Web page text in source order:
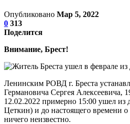
Опубликовано Мар 5, 2022
0 313
Поделится
Внимание, Брест!
Ленинским РОВД г. Бреста
Германовича Сергея Алексеевича,
12.02.2022 примерно 15:00 ушел из
Цеткин) и до настоящего времени о
ничего неизвестно.